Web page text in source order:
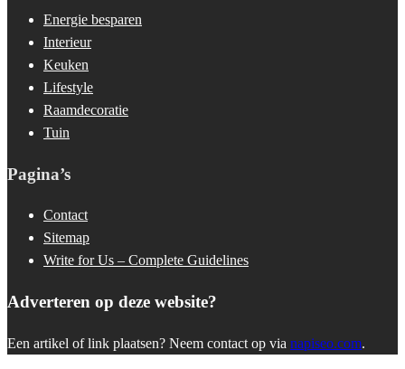
Energie besparen
Interieur
Keuken
Lifestyle
Raamdecoratie
Tuin
Pagina’s
Contact
Sitemap
Write for Us – Complete Guidelines
Adverteren op deze website?
Een artikel of link plaatsen? Neem contact op via napiseo.com.